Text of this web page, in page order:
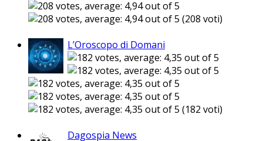
(208 voti)
L’Oroscopo di Domani
(182 voti)
Dagospia News